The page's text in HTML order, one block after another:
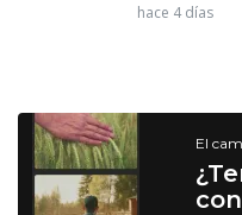
hace 4 días
El